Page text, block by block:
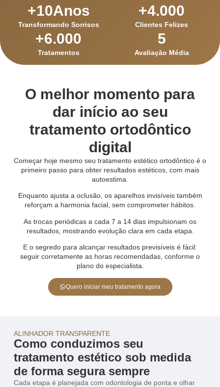
Transformando Sorrisos
+10Anos
Clientes Felizes
+4.000
Tratamentos
+6.000
Avaliação Média
5
O melhor momento para
dar início ao seu
tratamento ortodôntico
digital
Começar hoje mesmo seu tratamento estético ortodôntico é o
primeiro passo para obter resultados estéticos, com mais
autoestima.
Enquanto ajusta a oclusão, os aparelhos invisíveis também
reforçam a harmonia facial, sem comprometer hábitos.
As trocas periódicas a cada 7 a 14 dias impulsionam os
resultados, mostrando evolução clara em cada etapa.
E o segredo para alcançar resultados previsíveis é fácil:
seguir corretamente as horas recomendadas, conforme o
plano do especialista.
Quero iniciar meu tratamento agora
ALINHADOR TRANSPARENTE
Como conduzimos seu
tratamento estético sob medida
de forma segura sempre
Cada etapa é planejada com odontologia de ponta e olhar